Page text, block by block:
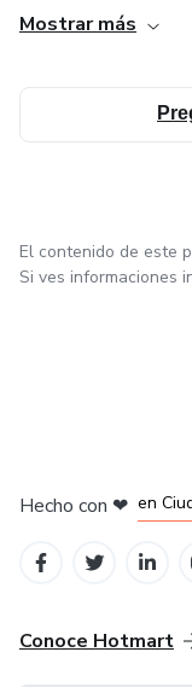
Mostrar más
El contenido de este
Si ves informaciones
Hecho con ❤ en
Conoce Hotmart